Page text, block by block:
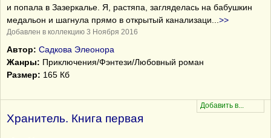
и попала в Зазеркалье. Я, растяпа, загляделась на бабушкин
медальон и шагнула прямо в открытый канализаци
>>
Добавлен в коллекцию 3 Ноября 2016
Автор: Садкова Элеонора
Жанры: Приключения/Фэнтези/Любовный роман
Размер: 165 Кб
Хранитель. Книга первая